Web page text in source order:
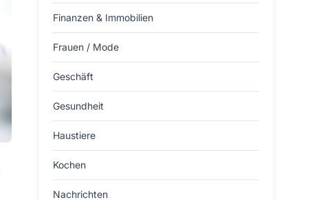
Finanzen & Immobilien
Frauen / Mode
Geschäft
Gesundheit
Haustiere
Kochen
Nachrichten